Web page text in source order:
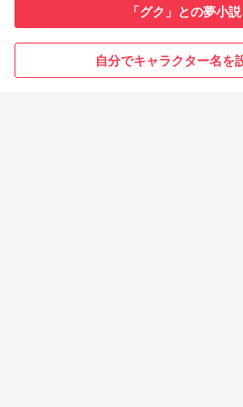
「グク」との夢小
自分でキャラクター名を